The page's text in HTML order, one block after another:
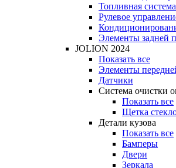
Топливная система
Рулевое
Элементы задней
JOLION 2024
Показать все
Элементы
Датчики
Система очистки
Показать все
Щетка
Детали кузова
Показать все
Бамперы
Двери
Зеркала